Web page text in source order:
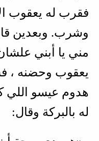
فقرب له يعقوب
وشرب. وبعدين
مني يا أبني
يعقوب وحضنه ،
هدوم عيسو اللي
له بالبركة وقال: